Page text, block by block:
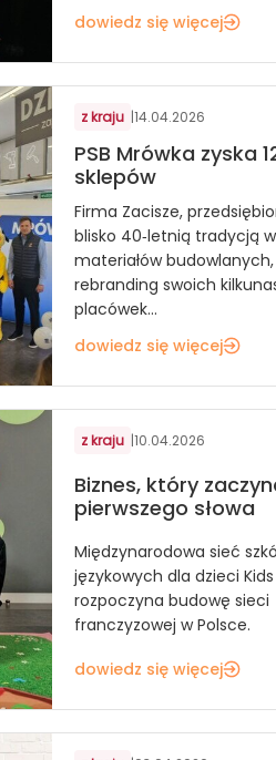
dowiedz się więcej
z kraju |14.04.2026
PSB Mrówka zyska
sklepów
Firma Zacisze,
blisko 40‑letnią tradycją
materiałów budowlanych,
rebranding swoich
placówek...
dowiedz się więcej
z kraju |10.04.2026
Biznes, który
pierwszego słowa
Międzynarodowa sieć
językowych dla dzieci Kids
rozpoczyna budowę sieci
franczyzowej w Polsce.
dowiedz się więcej